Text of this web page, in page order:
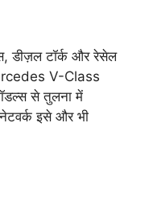
डीज़ल टॉर्क और रेसेल
V-Class
से तुलना में
नेटवर्क इसे और भी